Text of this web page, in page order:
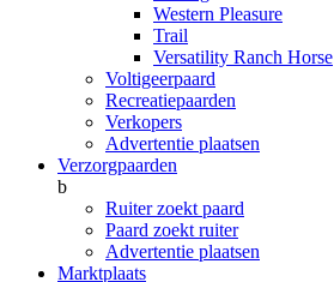
Western Pleasure
Trail
Versatility Ranch Horse
Voltigeerpaard
Recreatiepaarden
Verkopers
Advertentie plaatsen
Verzorgpaarden
b
Ruiter zoekt paard
Paard zoekt ruiter
Advertentie plaatsen
Marktplaats